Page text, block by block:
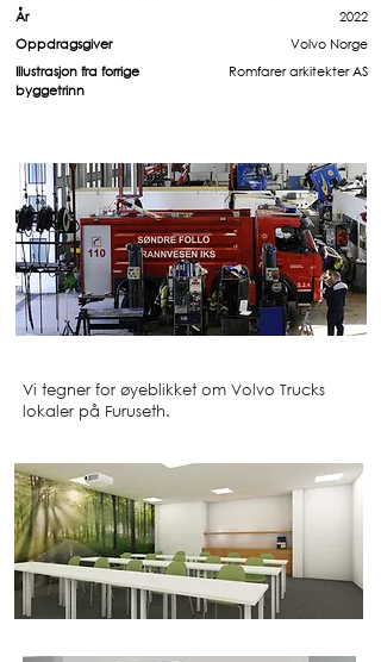
År
2022
Oppdragsgiver
Volvo Norge
Illustrasjon fra forrige
byggetrinn
Romfarer arkitekter AS
Vi tegner for øyeblikket om Volvo Trucks
lokaler på Furuseth.